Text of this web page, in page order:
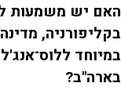
האם יש משמעות
בקליפורניה,
במיוחד
בארה"ב?